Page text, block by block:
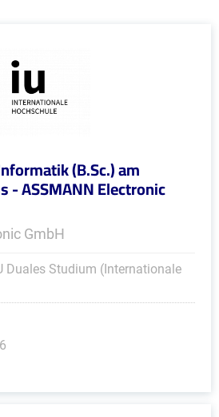
(B.Sc.) am
- ASSMANN Electronic
GmbH
Duales Studium (Internationale